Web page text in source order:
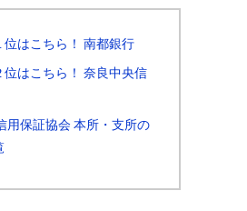
位はこちら！ 南都銀行
位はこちら！ 奈良中央信
用保証協会 本所・支所の